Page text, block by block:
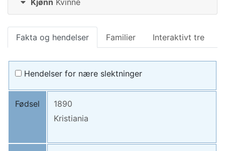
Kjønn Kvinne
Fakta og hendelser Familier Interaktivt tre
Hendelser for nære slektninger
Fødsel
1890
Kristiania